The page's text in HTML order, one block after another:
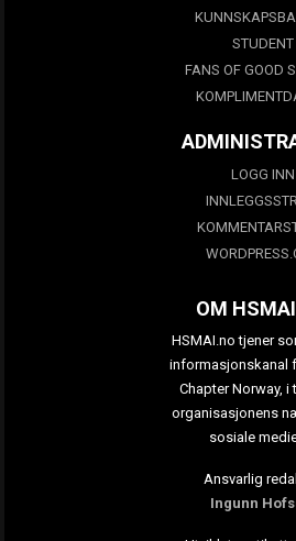
STUDENT
FANS OF GOOD
LOGG INN
OM
HSMAI.no tjener
informasjonskanal
Chapter Norway, i
organisasjonens
sosiale
Ansvarlig
Ingunn